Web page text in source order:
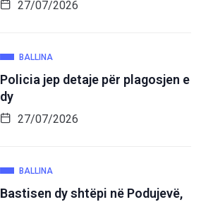
27/07/2026
BALLINA
Policia jep detaje për plagosjen e
dy
27/07/2026
BALLINA
Bastisen dy shtëpi në Podujevë,